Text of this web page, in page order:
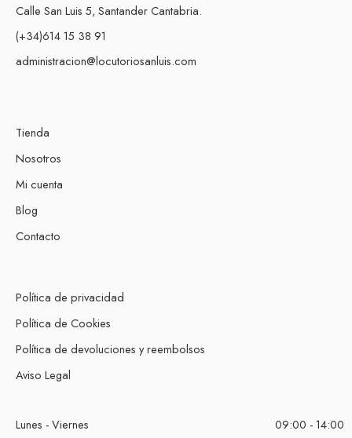
Calle San Luis 5, Santander Cantabria.
(+34)614 15 38 91
administracion@locutoriosanluis.com
Tienda
Nosotros
Mi cuenta
Blog
Contacto
Política de privacidad
Política de Cookies
Política de devoluciones y reembolsos
Aviso Legal
Lunes - Viernes
09:00 - 14:00